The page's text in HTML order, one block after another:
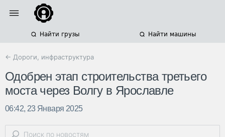
Найти грузы Найти машины
← Дороги, инфраструктура
Одобрен этап строительства третьего
моста через Волгу в Ярославле
06:42, 23 Января 2025